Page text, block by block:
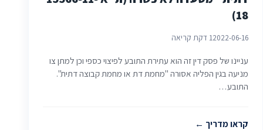
18)
2022-06-161 דקת קריאה
עניינו של פסק דין זה הוא עתירת התובע לפיצוי כספי וכן למתן צו
מניעה בגין הפליה אסורה "מחמת דת או מחמת קבוצה דתית".
התובע…
קראו מדריך